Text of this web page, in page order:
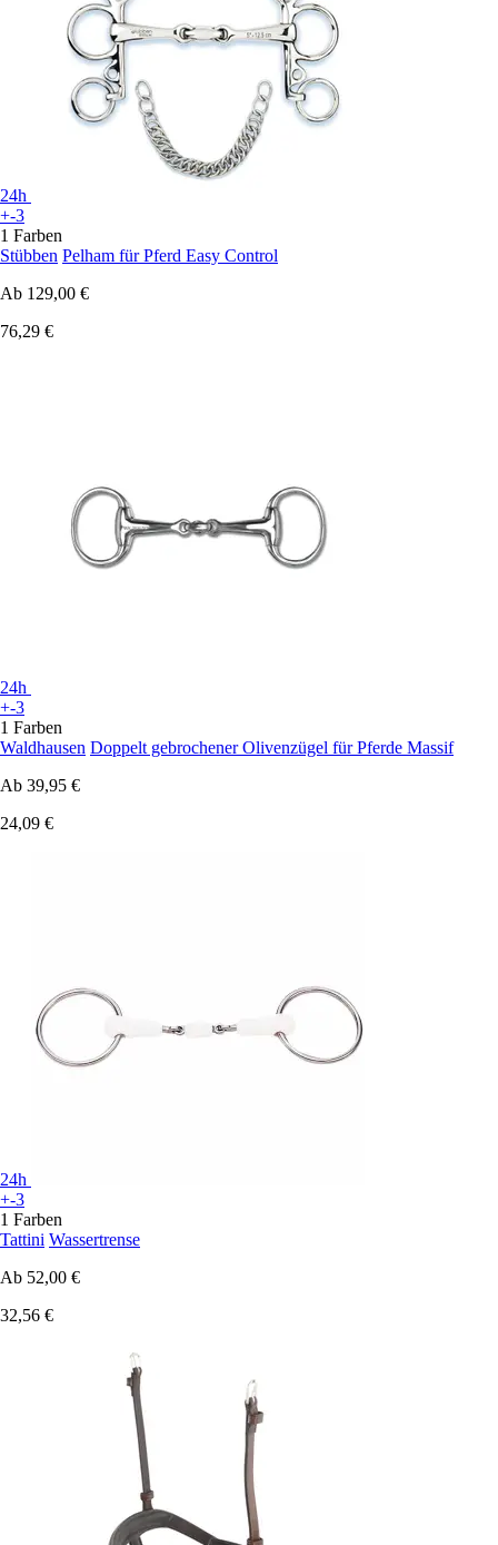
24h
+-3
1 Farben
Stübben Pelham für Pferd Easy Control
Ab 129,00 €
76,29 €
24h
+-3
1 Farben
Waldhausen Doppelt gebrochener Olivenzügel für Pferde Massif
Ab 39,95 €
24,09 €
24h
+-3
1 Farben
Tattini Wassertrense
Ab 52,00 €
32,56 €